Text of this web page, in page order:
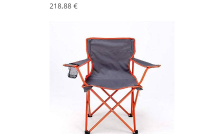
218,88 €